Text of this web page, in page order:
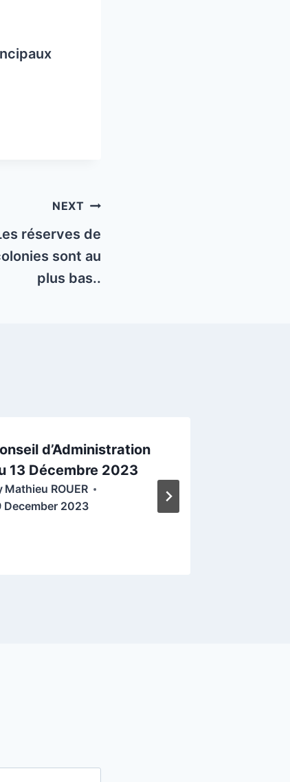
NEXT
réserves de
sont au
plus bas..
d’Administration
13 Décembre 2023
Mathieu ROUER
December 2023